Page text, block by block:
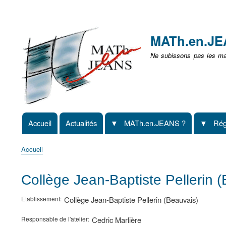
non
identifié
Ne subissons pas les
Navigation
principale
Accueil Actualités MATh.en.JEANS ?
d'Ariane
Accueil
Collège Jean-Baptiste Pellerin
Etablissement Collège Jean-Baptiste Pellerin (Beauvais)
Responsable de l'atelier Cedric Marlière